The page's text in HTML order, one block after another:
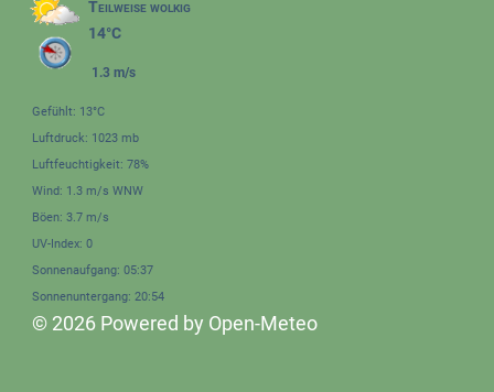
Teilweise wolkig
14°C
1.3 m/s
Gefühlt: 13°C
Luftdruck: 1023 mb
Luftfeuchtigkeit: 78%
Wind: 1.3 m/s WNW
Böen: 3.7 m/s
UV-Index: 0
Sonnenaufgang: 05:37
Sonnenuntergang: 20:54
© 2026 Powered by Open-Meteo